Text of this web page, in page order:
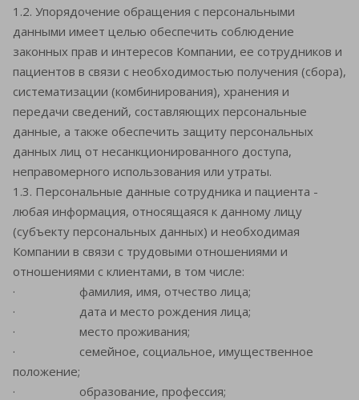
1.2. Упорядочение обращения с персональными
данными имеет целью обеспечить соблюдение
законных прав и интересов Компании, ее сотрудников и
пациентов в связи с необходимостью получения (сбора),
систематизации (комбинирования), хранения и
передачи сведений, составляющих персональные
данные, а также обеспечить защиту персональных
данных лиц от несанкционированного доступа,
неправомерного использования или утраты.
1.3. Персональные данные сотрудника и пациента -
любая информация, относящаяся к данному лицу
(субъекту персональных данных) и необходимая
Компании в связи с трудовыми отношениями и
отношениями с клиентами, в том числе:
· фамилия, имя, отчество лица;
· дата и место рождения лица;
· место проживания;
· семейное, социальное, имущественное
положение;
· образование, профессия;